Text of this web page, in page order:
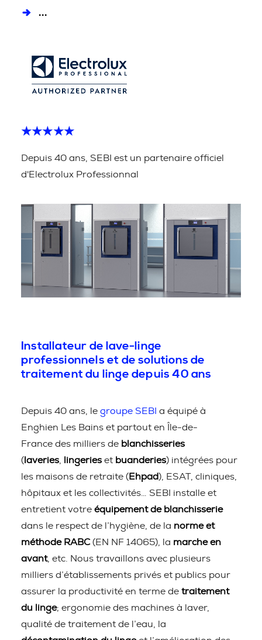
...
★★★★★
Depuis 40 ans, SEBI est un partenaire officiel
d'Electrolux Professionnal
Installateur de lave-linge
professionnels et de solutions de
traitement du linge depuis 40 ans
Depuis 40 ans, le groupe SEBI a équipé à
Enghien Les Bains et partout en Île-de-
France des milliers de blanchisseries
( laveries lingeries et buanderies) intégrées pour
les maisons de retraite (Ehpad), ESAT, cliniques,
hôpitaux et les collectivités… SEBI installe et
entretient votre équipement de blanchisserie
dans le respect de l’hygiène, de la norme et
méthode RABC(EN NF 14065), la marche en
avant, etc. Nous travaillons avec plusieurs
milliers d’établissements privés et publics pour
assurer la productivité en terme de traitement
du linge; ergonomie des machines à laver,
qualité de traitement de l’eau, la